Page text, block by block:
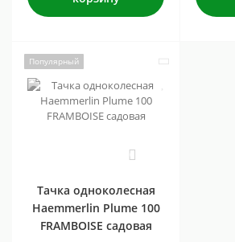
Популярный
0
Тачка одноколесная
Haemmerlin Plume 100
FRAMBOISE садовая